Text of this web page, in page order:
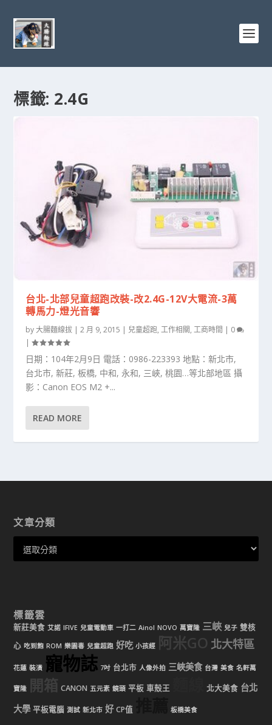
標籤: 2.4G
台北-北部兒童超跑改裝-改2.4G-12V大電流-3萬
轉馬力-燈光音響
by大腸麵線拔 |2 月 9, 2015 | 兒童超跑,工作相關,工商時間 | 0
|
日期：104年2月9日 電話：0986-223393 地點：新北市,
台北市, 新莊, 板橋, 中和, 永和, 三峽, 桃園…等北部地區 攝
影：Canon EOS M2 +...
READ MORE
文章分類
標籤雲
新莊美食 艾諾 IFIVE 兒童電動車 一打二 Ainol NOVO 萬寶隆 三峽 兒子 雙核
心 吃到飽 ROM 樂園毒 兒童超跑 好吃 小孩經 阿米GO 北大特區
花蓮 裝潢 寵物誌 7吋 台北市 人像外拍 三峽美食 台灣 美食 名軒萬
寶隆 開箱 CANON 五元素 鏡頭 平板 車殼王 北大美食 台北
大學 平板電腦 測試 新北市 好 CP值 板橋美食